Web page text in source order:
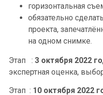
горизонтальная
обязательно
проекта,
на одном снимке.
Этап : 3 октября 2022
экспертная оценка,
Этап : 10 октября 2022